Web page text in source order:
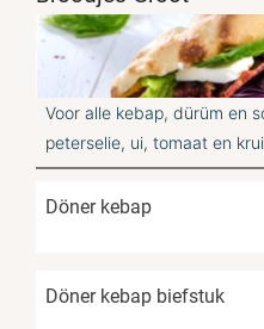
Voor alle kebap, dürüm en
peterselie, ui, tomaat en
Döner kebap
Döner kebap biefstuk